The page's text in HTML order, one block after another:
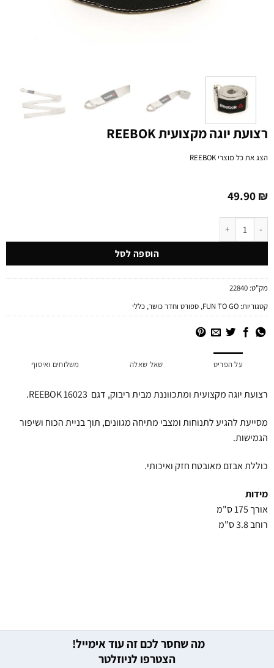
רצועת יוגה מקצועית REEBOK
הצג את כל מוצריREEBOK
49.90₪
כמות של רצועת יוגה מקצועית REEBOK
הוספה לסל
מק"ט:22840
קטגוריות:FUN TO GO
,ספורט וחדר כושר,כללי
על הפריט שאל שאלה משלוחים ואיסוף
רצועת יוגה מקצועית ומתכווננת מבית ריבוק, דגם REEBOK 16023.
מסייעת להגיע לתנוחות ומצבי מתיחה מגוונים, תוך בניית הכוח ושיפור
הגמישות.
כוללת אבזם מאובטח חזק ואיכותי.
מידות
אורך 175 ס"מ
רוחב 3.8 ס"מ
מה שחסר לכם זה עוד אימייל!
הצטרפו לניוזלטר